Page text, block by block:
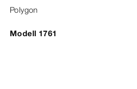
Polygon
Modell 1761